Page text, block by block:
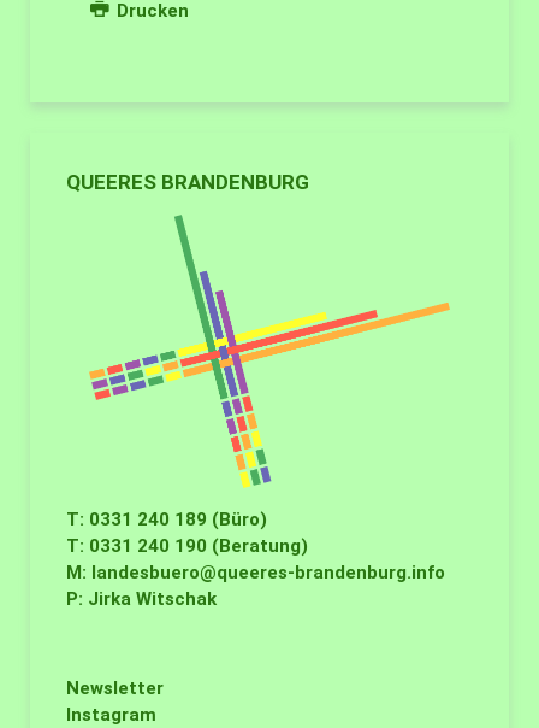
Drucken
QUEERES BRANDENBURG
T: 0331 240 189 (Büro)
T: 0331 240 190 (Beratung)
M: landesbuero@queeres-brandenburg.info
P: Jirka Witschak
Newsletter
Instagram